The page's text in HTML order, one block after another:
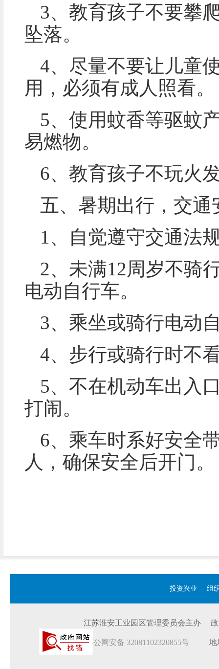
3、教育孩子不要攀
坠落。
4、尽量不要让儿童
用，必须有成人照看。
5、使用蚊香等驱蚊
易燃物。
6、教育孩子不玩火
五、暑期出行，交通
1、自觉遵守交通法
2、未满12周岁不骑
电动自行车。
3、乘坐或骑行电动
4、步行或骑行时不
5、不在机动车出入
打闹。
6、乘车时系好安全
人，确保安全后开门。
投资兴业 - 组
江苏淮安工业园区管理委员会主办
苏公网安备 32081102320855号 地